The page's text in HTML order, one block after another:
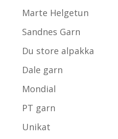
Marte Helgetun
Sandnes Garn
Du store alpakka
Dale garn
Mondial
PT garn
Unikat